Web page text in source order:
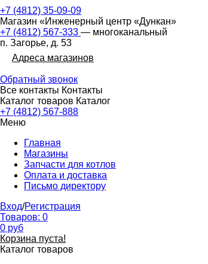
+7 (4812) 35-09-09
Магазин «Инженерный центр «Дункан»
+7 (4812) 567-333 — многоканальный
п. Загорье, д. 53
Адреса магазинов
Обратный звонок
Все контакты Контакты
Каталог товаров Каталог
+7 (4812) 567-888
Меню
Главная
Магазины
Запчасти для котлов
Оплата и доставка
Письмо директору
Вход/Регистрация
Товаров: 0
0 руб
Корзина пуста!
Каталог товаров